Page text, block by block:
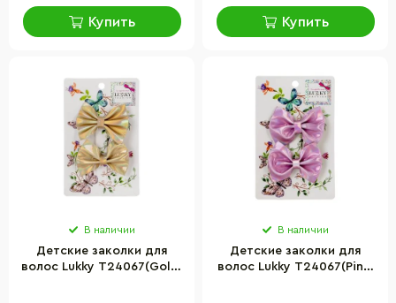
Купить Купить
В наличии
Детские заколки для
волос Lukky T24067(Gold)
В наличии
Детские заколки для
волос Lukky T24067(Pink)